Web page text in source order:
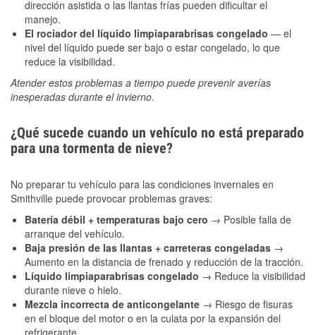
dirección asistida o las llantas frías pueden dificultar el
manejo.
El rociador del líquido limpiaparabrisas congelado — el
nivel del líquido puede ser bajo o estar congelado, lo que
reduce la visibilidad.
Atender estos problemas a tiempo puede prevenir averías
inesperadas durante el invierno.
¿Qué sucede cuando un vehículo no está preparado
para una tormenta de nieve?
No preparar tu vehículo para las condiciones invernales en
Smithville puede provocar problemas graves:
Batería débil + temperaturas bajo cero → Posible falla de
arranque del vehículo.
Baja presión de las llantas + carreteras congeladas →
Aumento en la distancia de frenado y reducción de la tracción.
Líquido limpiaparabrisas congelado → Reduce la visibilidad
durante nieve o hielo.
Mezcla incorrecta de anticongelante → Riesgo de fisuras
en el bloque del motor o en la culata por la expansión del